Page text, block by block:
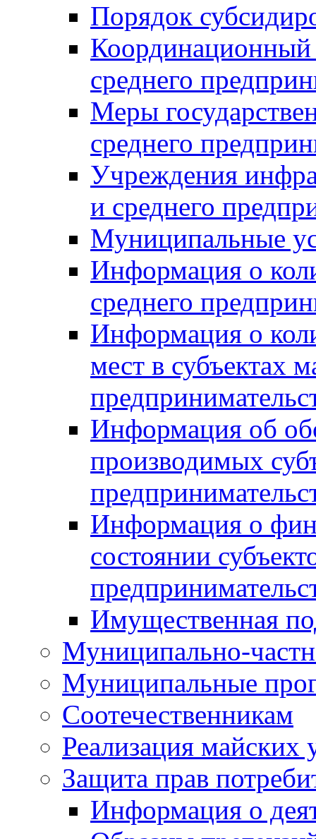
Порядок
Координационный
среднего
Меры
среднего
Учреждения
и среднего
Муниципальные
Информация о
среднего
Информация о
мест в субъектах
Информация об
производимых
Информация о
состоянии
Имущественная
Муниципально-
Муниципальные
Соотечественникам
Реализация майских
Защита прав
Информация о